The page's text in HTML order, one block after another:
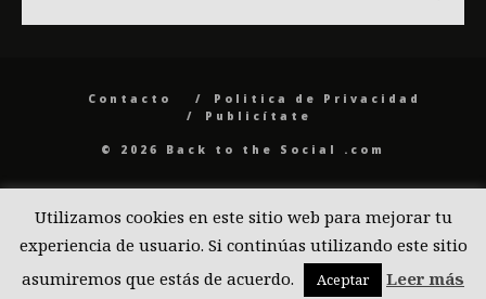
Contacto
Politica de Privacidad
Publicítate
© 2026 Back to the Social .com
Utilizamos cookies en este sitio web para mejorar tu
experiencia de usuario. Si continúas utilizando este sitio
asumiremos que estás de acuerdo.
Aceptar Leer más